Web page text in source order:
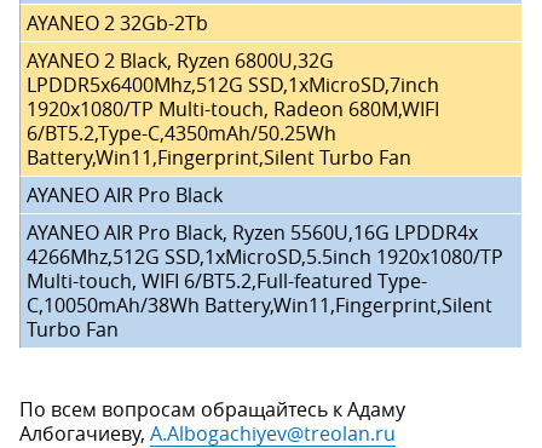
AYANEO 2 32Gb-2Tb
AYANEO 2 Black, Ryzen 6800U,32G
LPDDR5x6400Mhz,512G SSD,1xMicroSD,7inch
1920x1080/TP Multi-touch, Radeon 680M,WIFI
6/BT5.2,Type-C,4350mAh/50.25Wh
Battery,Win11,Fingerprint,Silent Turbo Fan
AYANEO AIR Pro Black
AYANEO AIR Pro Black, Ryzen 5560U,16G LPDDR4x
4266Mhz,512G SSD,1xMicroSD,5.5inch 1920x1080/TP
Multi-touch, WIFI 6/BT5.2,Full-featured Type-
C,10050mAh/38Wh Battery,Win11,Fingerprint,Silent
Turbo Fan
По всем вопросам обращайтесь к Адаму
Албогачиеву, A.Albogachiyev@treolan.ru